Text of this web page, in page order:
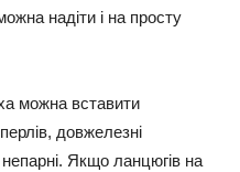
надіти і на просту
можна вставити
довжелезні
непарні. Якщо ланцюгів на